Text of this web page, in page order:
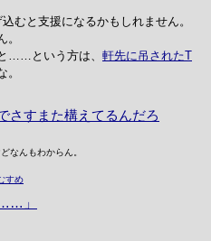
むと支援になるかもしれません。
……という方は、 軒先に吊されたT
さすまた構えてるんだろ
なんもわからん。
すめ
」